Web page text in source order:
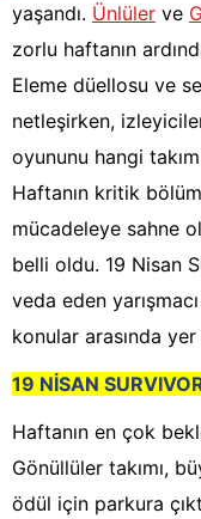
yaşandı. Ünlüler ve
zorlu haftanın
Eleme düellosu ve
netleşirken,
oyununu hangi
Haftanın kritik
mücadeleye sahne
belli oldu. 19 Nisan
veda eden
konular arasında yer
19 NİSAN
Haftanın en çok
Gönüllüler takımı,
ödül için parkura